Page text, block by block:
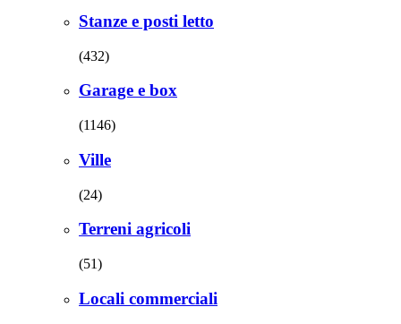
Stanze e posti letto
(432)
Garage e box
(1146)
Ville
(24)
Terreni agricoli
(51)
Locali commerciali